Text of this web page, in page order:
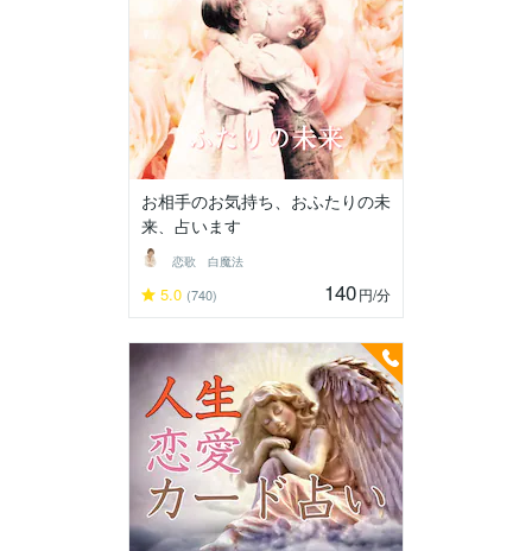
お相手のお気持ち、おふたりの未
来、占います
恋歌 白魔法
5.0 (740) 140円/分